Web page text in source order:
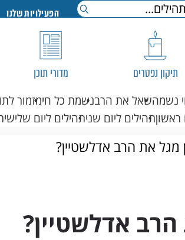
הפעילויות שלנו
תיקון נפטרים מדורי תוכן
נשמהשאל את הרבנשמת כל חימזמור
ראשוןתהילים ליום שניתהילים ליום שלישי
מגל את הרב אדלשטיין?
אדלשטיין?